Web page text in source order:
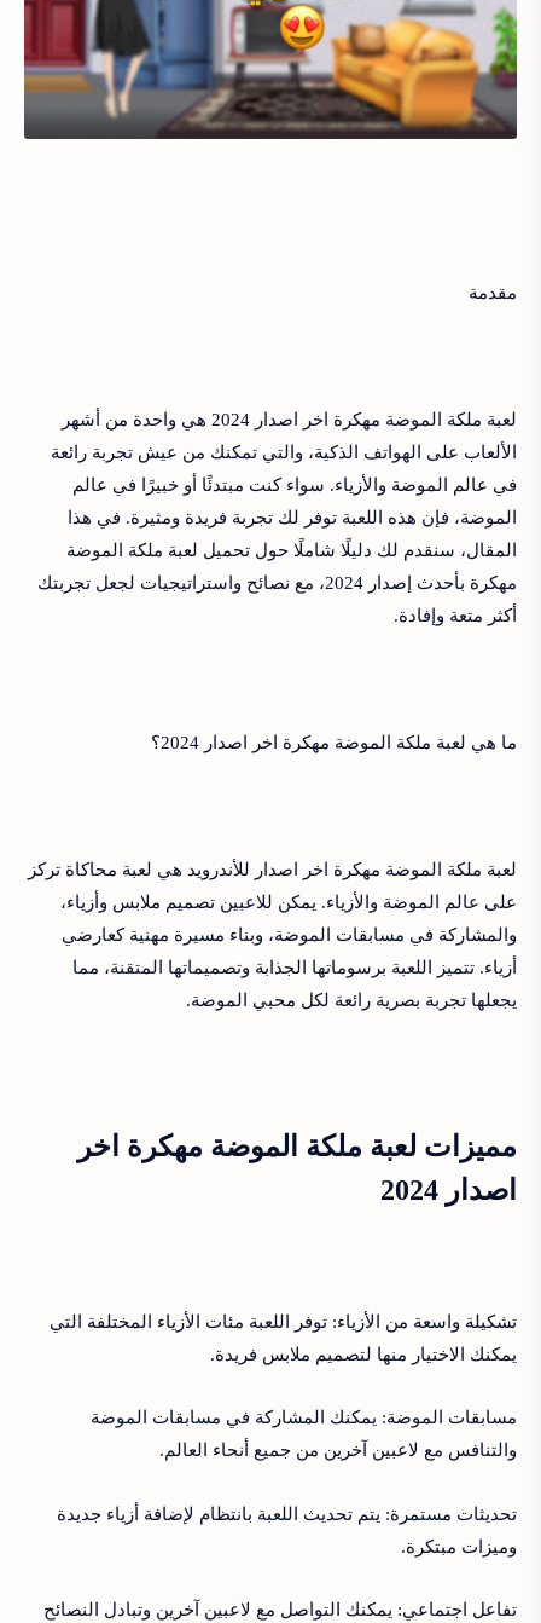
مقدمة
لعبة ملكة الموضة مهكرة اخر اصدار 2024 هي واحدة من أشهر
الألعاب على الهواتف الذكية، والتي تمكنك من عيش تجربة رائعة
في عالم الموضة والأزياء. سواء كنت مبتدئًا أو خبيرًا في عالم
الموضة، فإن هذه اللعبة توفر لك تجربة فريدة ومثيرة. في هذا
المقال، سنقدم لك دليلًا شاملًا حول تحميل لعبة ملكة الموضة
مهكرة بأحدث إصدار 2024، مع نصائح واستراتيجيات لجعل تجربتك
أكثر متعة وإفادة.
ما هي لعبة ملكة الموضة مهكرة اخر اصدار 2024؟
لعبة ملكة الموضة مهكرة اخر اصدار للأندرويد هي لعبة محاكاة تركز
على عالم الموضة والأزياء. يمكن للاعبين تصميم ملابس وأزياء،
والمشاركة في مسابقات الموضة، وبناء مسيرة مهنية كعارضي
أزياء. تتميز اللعبة برسوماتها الجذابة وتصميماتها المتقنة، مما
يجعلها تجربة بصرية رائعة لكل محبي الموضة.
مميزات لعبة ملكة الموضة مهكرة اخر
اصدار 2024
تشكيلة واسعة من الأزياء: توفر اللعبة مئات الأزياء المختلفة التي
يمكنك الاختيار منها لتصميم ملابس فريدة.
مسابقات الموضة: يمكنك المشاركة في مسابقات الموضة
والتنافس مع لاعبين آخرين من جميع أنحاء العالم.
تحديثات مستمرة: يتم تحديث اللعبة بانتظام لإضافة أزياء جديدة
وميزات مبتكرة.
تفاعل اجتماعي: يمكنك التواصل مع لاعبين آخرين وتبادل النصائح